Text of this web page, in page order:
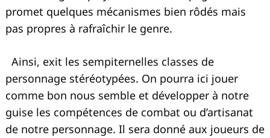
promet quelques mécanismes bien rôdés mais
pas propres à rafraîchir le genre.
Ainsi, exit les sempiternelles classes de
personnage stéréotypées. On pourra ici jouer
comme bon nous semble et développer à notre
guise les compétences de combat ou d’artisanat
de notre personnage. Il sera donné aux joueurs de